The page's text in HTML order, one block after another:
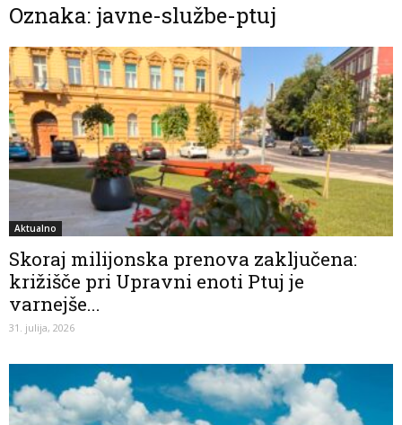
Oznaka: javne-službe-ptuj
Aktualno
Skoraj milijonska prenova zaključena:
križišče pri Upravni enoti Ptuj je
varnejše...
31. julija, 2026